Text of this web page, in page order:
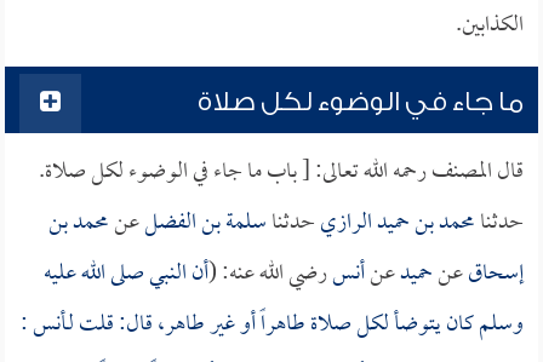
الكذابين.
ما جاء في الوضوء لكل صلاة
قال المصنف رحمه الله تعالى: [ باب ما جاء في الوضوء لكل صلاة.
حدثنامحمد بن حميد الرازيحدثناسلمة بن الفضلعنمحمد بن
إسحاقعنحميدعنأنسرضي الله عنه: (أن النبي صلى الله عليه
وسلم كان يتوضأ لكل صلاة طاهراً أو غير طاهر، قال: قلت لـأنس: